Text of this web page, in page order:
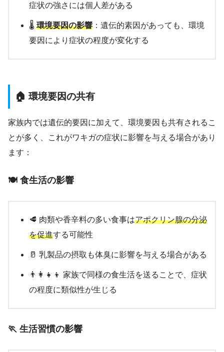
症状の強さには個人差がある
🌡️ 環境要因の影響 ：遺伝的素因があっても、環境
要因により症状の程度が変化する
🏠 環境要因の共有
家族内では遺伝的要因に加えて、環境要因も共有されるこ
とが多く、これがワキガの症状に影響を与える場合があり
ます：
🍽️ 食生活の影響
🥩 肉類や香辛料の多い食事はアポクリン腺の分泌
を促進する可能性
🥛 乳製品の摂取も体臭に影響を与える場合がある
👨‍👩‍👧‍👦 家族で同様の食生活を送ることで、症状
の程度に類似性が生じる
🏃 生活習慣の影響